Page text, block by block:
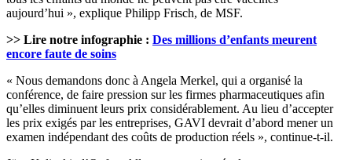
aujourd’hui », explique Philipp Frisch, de MSF.
>> Lire notre infographie : Des millions d’enfants meurent
encore faute de soins
« Nous demandons donc à Angela Merkel, qui a organisé la
conférence, de faire pression sur les firmes pharmaceutiques afin
qu’elles diminuent leurs prix considérablement. Au lieu d’accepter
les prix exigés par les entreprises, GAVI devrait d’abord mener un
examen indépendant des coûts de production réels », continue-t-il.